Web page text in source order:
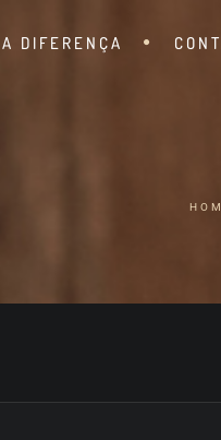
A DIFERENÇA